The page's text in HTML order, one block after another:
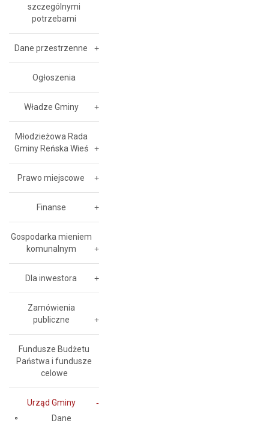
szczególnymi
potrzebami
Dane przestrzenne
Ogłoszenia
Władze Gminy
Młodzieżowa Rada
Gminy Reńska Wieś
Prawo miejscowe
Finanse
Gospodarka mieniem
komunalnym
Dla inwestora
Zamówienia
publiczne
Fundusze Budżetu
Państwa i fundusze
celowe
Urząd Gminy
Dane